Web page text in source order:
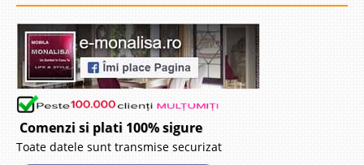
Comenzi si plati 100% sigure
Toate datele sunt transmise securizat